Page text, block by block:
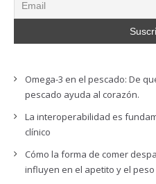
Omega-3 en el pescado: De
pescado ayuda al corazón.
La interoperabilidad es
clínico
Cómo la forma de comer
influyen en el apetito y el peso